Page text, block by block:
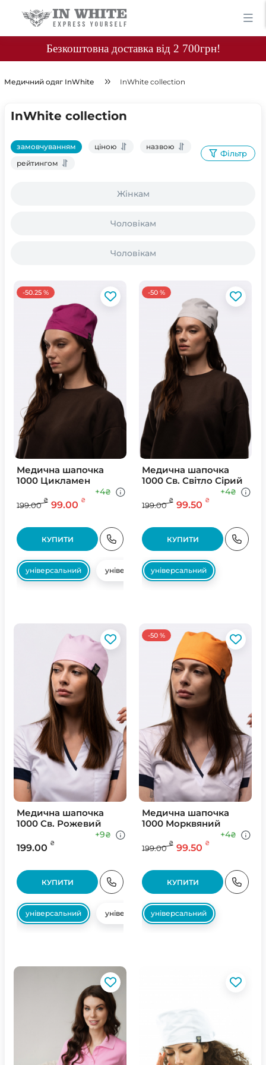
Безкоштовна доставка від 2 700грн!
Медичний одяг InWhite InWhite collection
InWhite collection
замовчуванням ціною
назвою
рейтингом
Фільтр
Жінкам
Чоловікам
Чоловікам
-50.25 %
Медична шапочка
1000 Цикламен
199.00
₴ 99.00 ₴
+4₴
КУПИТИ
універсальний універсальний
-50 %
Медична шапочка
1000 Св. Свiтло Сiрий
199.00
₴ 99.50 ₴
+4₴
КУПИТИ
універсальний
Медична шапочка
1000 Св. Рожевий
199.00 ₴
+9₴
КУПИТИ
універсальний універсальний
-50 %
Медична шапочка
1000 Морквяний
199.00
₴ 99.50 ₴
+4₴
КУПИТИ
універсальний